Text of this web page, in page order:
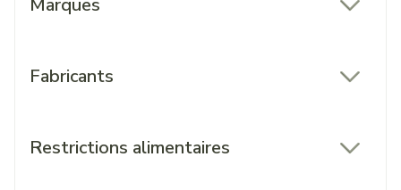
Marques
Fabricants
Restrictions alimentaires